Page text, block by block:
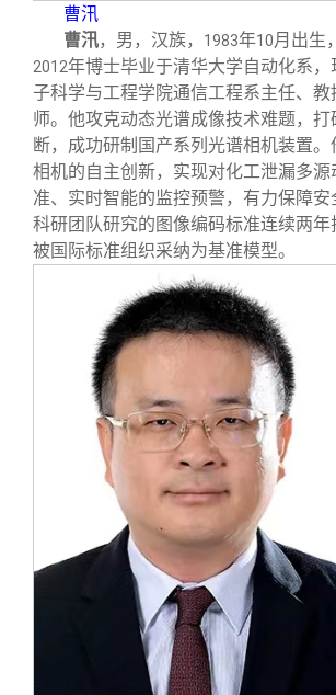
曹汛
曹汛，男，汉族， 1983年10月出生
2012年博士毕业于清华大学自动化系
子科学与工程学院通信工程系主任、教
师。他攻克动态光谱成像技术难题，打
断，成功研制国产系列光谱相机装置
相机的自主创新，实现对化工泄漏多
准、实时智能的监控预警，有力保障
科研团队研究的图像编码标准连续两年
被国际标准组织采纳为基准模型。